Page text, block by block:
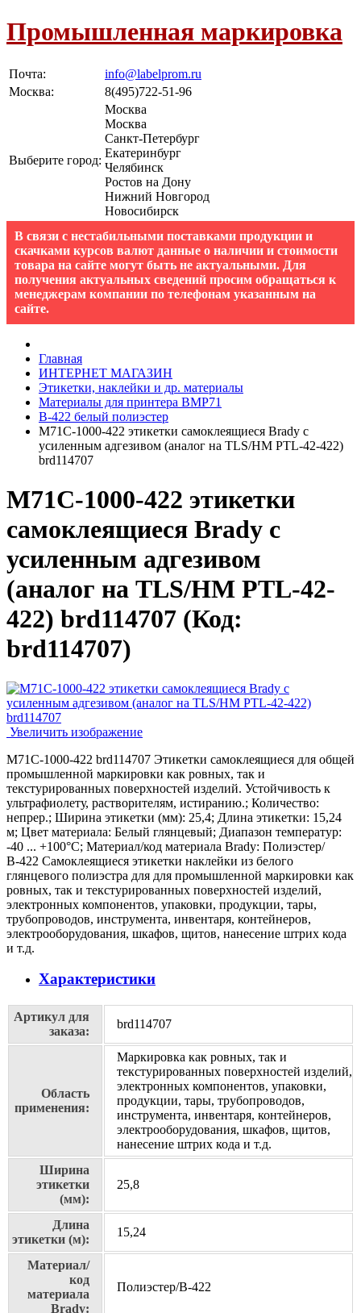
Промышленная маркировка
Почта:
info@labelprom.ru
Москва: 8(495)722-51-96
Выберите город:
Москва
Москва
Санкт-Петербург
Екатеринбург
Челябинск
Ростов на Дону
Нижний Новгород
Новосибирск
В связи с нестабильными поставками продукции и
скачками курсов валют данные о наличии и стоимости
товара на сайте могут быть не актуальными. Для
получения актуальных сведений просим обращаться к
менеджерам компании по телефонам указанным на
сайте.
Главная
ИНТЕРНЕТ МАГАЗИН
Этикетки, наклейки и др. материалы
Материалы для принтера BMP71
B-422 белый полиэстер
M71C-1000-422 этикетки самоклеящиеся Brady с
усиленным адгезивом (аналог на TLS/HM PTL-42-422)
brd114707
M71C-1000-422 этикетки
самоклеящиеся Brady с
усиленным адгезивом
(аналог на TLS/HM PTL-42-
422) brd114707 (Код:
brd114707)
Увеличить изображение
M71C-1000-422 brd114707 Этикетки самоклеящиеся для общей
промышленной маркировки как ровных, так и
текстурированных поверхностей изделий. Устойчивость к
ультрафиолету, растворителям, истиранию.; Количество:
непрер.; Ширина этикетки (мм): 25,4; Длина этикетки: 15,24
м; Цвет материала: Белый глянцевый; Диапазон температур:
-40 ... +100°С; Материал/код материала Brady: Полиэстер/
В-422 Самоклеящиеся этикетки наклейки из белого
глянцевого полиэстра для для промышленной маркировки как
ровных, так и текстурированных поверхностей изделий,
электронных компонентов, упаковки, продукции, тары,
трубопроводов, инструмента, инвентаря, контейнеров,
электрооборудования, шкафов, щитов, нанесение штрих кода
и т.д.
Характеристики
Артикул для
заказа:
brd114707
Область
применения:
Маркировка как ровных, так и
текстурированных поверхностей изделий,
электронных компонентов, упаковки,
продукции, тары, трубопроводов,
инструмента, инвентаря, контейнеров,
электрооборудования, шкафов, щитов,
нанесение штрих кода и т.д.
Ширина
этикетки
(мм):
25,8
Длина
этикетки (м):
15,24
Материал/
код
материала
Brady:
Полиэстер/В-422